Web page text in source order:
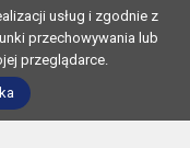
usług i zgodnie z
przechowywania lub
przeglądarce.